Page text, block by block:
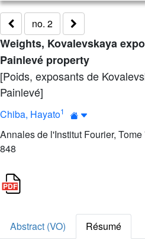
no. 2
Weights, Kovalevskaya
Painlevé property
[Poids, exposants de
Painlevé]
Chiba, Hayato1
Annales de l'Institut Fourier,
848
Abstract (VO)
Résumé